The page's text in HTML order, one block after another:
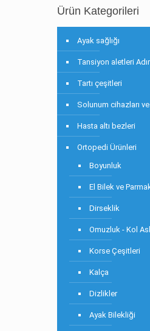
Ürün Kategorileri
Ayak sağlığı
Tansiyon aletleri
Tartı çeşitleri
Solunum cihazları
Hasta altı bezleri
Ortopedi Ürünleri
Boyunluk
El Bilek ve
Dirseklik
Omuzluk - Kol
Korse Çeşitleri
Kalça
Dizlikler
Ayak Bilekliği